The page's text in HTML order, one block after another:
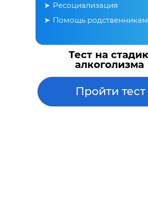
Ресоциализация
Помощь родственникам
Тест на
алкоголизма
Пройти тест